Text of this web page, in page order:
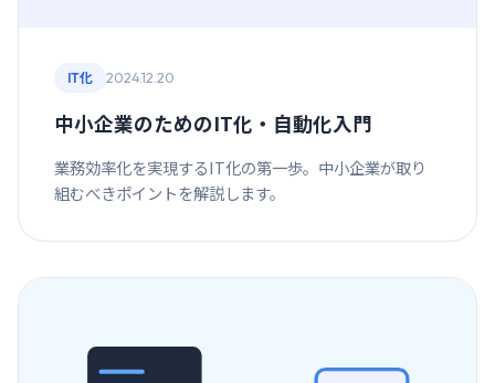
IT化 2024.12.20
中小企業のためのIT化・自動化入門
業務効率化を実現するIT化の第一歩。中小企業が取り
組むべきポイントを解説します。